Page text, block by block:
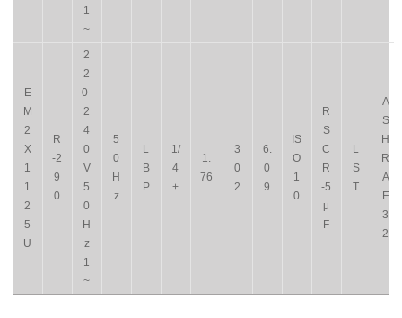
1
~
E
M
2
X
1
1
2
5
U
R
-2
9
0
2
2
0-
2
4
0
V
5
0
H
z
1
~
5
0
H
z
L
B
P
1/
4
+
1.
76
3
0
2
6.
0
9
IS
O
1
0
R
S
C
R
-5
μ
F
L
S
T
A
S
H
R
A
E
3
2